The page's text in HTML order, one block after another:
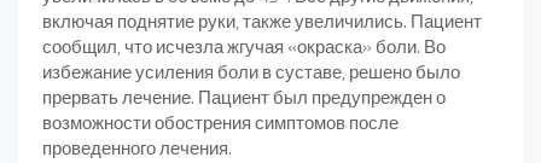
включая поднятие руки, также увеличились. Пациент
сообщил, что исчезла жгучая «окраска» боли. Во
избежание усиления боли в суставе, решено было
прервать лечение. Пациент был предупрежден о
возможности обострения симптомов после
проведенного лечения.